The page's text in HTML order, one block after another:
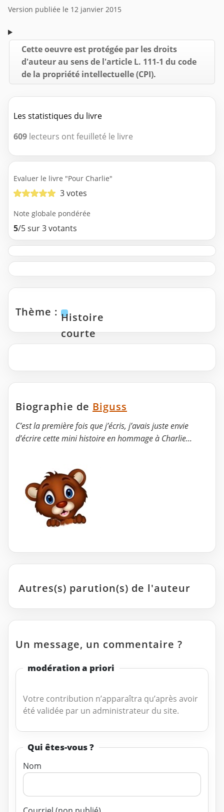
Version publiée le 12 janvier 2015
Cette oeuvre est protégée par les droits
d'auteur au sens de l'article L. 111-1 du code
de la propriété intellectuelle (CPI).
Les statistiques du livre
609 lecteurs ont feuilleté le livre
Evaluer le livre "Pour Charlie"
3 votes
Note globale pondérée
5/5 sur 3 votants
Thème : Histoire
courte
Biographie de Biguss
C’est la première fois que j’écris, j’avais juste envie
d’écrire cette mini histoire en hommage à Charlie...
Autres(s) parution(s) de l'auteur
Un message, un commentaire ?
modération a priori
Votre contribution n’apparaîtra qu’après avoir
été validée par un administrateur du site.
Qui êtes-vous ?
Nom